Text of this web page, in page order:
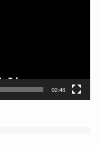
02:46